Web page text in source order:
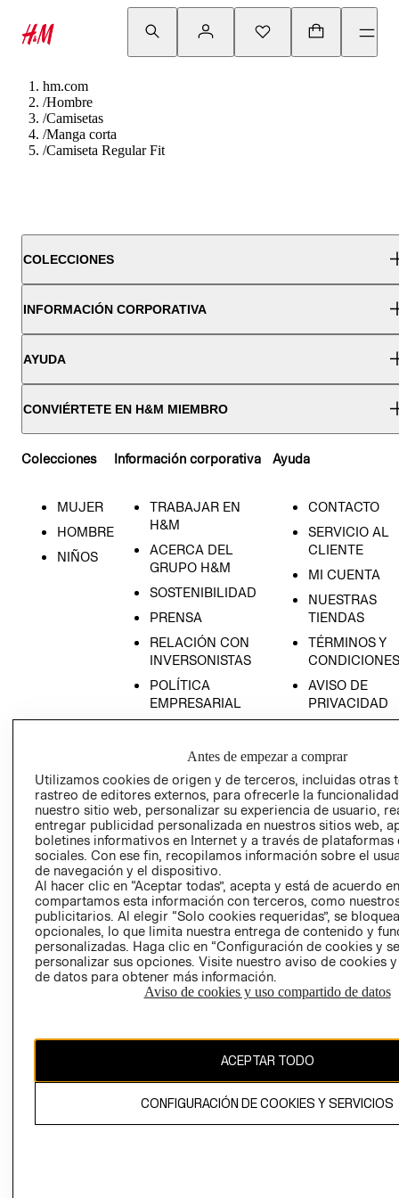
hm.com
/Hombre
/Camisetas
/Manga corta
/Camiseta Regular Fit
COLECCIONES
INFORMACIÓN CORPORATIVA
AYUDA
CONVIÉRTETE EN H&M MIEMBRO
Colecciones
MUJER
HOMBRE
NIÑOS
Información corporativa
TRABAJAR EN
H&M
ACERCA DEL
GRUPO H&M
SOSTENIBILIDAD
PRENSA
RELACIÓN CON
INVERSONISTAS
POLÍTICA
EMPRESARIAL
Ayuda
CONTACTO
SERVICIO AL
CLIENTE
MI CUENTA
NUESTRAS
TIENDAS
TÉRMINOS Y
CONDICIONES
AVISO DE
PRIVACIDAD
AVISO DE
LIBRO DE
Ecuador ($)
CAMBIAR REGIÓN
propiedad de H&M Hennes & Mauritz AB.
Antes de empezar a comprar
Utilizamos cookies de origen y de terceros, incluidas otras
rastreo de editores externos, para ofrecerle la
nuestro sitio web, personalizar su experiencia de usuario,
entregar publicidad personalizada en nuestros sitios web,
boletines informativos en Internet y a través de plataformas
sociales. Con ese fin, recopilamos información sobre el
de navegación y el dispositivo.
Al hacer clic en “Aceptar todas”, acepta y está de acuerdo
compartamos esta información con terceros, como
publicitarios. Al elegir “Solo cookies requeridas”, se
opcionales, lo que limita nuestra entrega de contenido y
personalizadas. Haga clic en “Configuración de cookies y
personalizar sus opciones. Visite nuestro aviso de cookies
de datos para obtener más información.
Aviso de cookies y uso compartido de datos
ACEPTAR TODO
CONFIGURACIÓN DE COOKIES Y SERVICIOS